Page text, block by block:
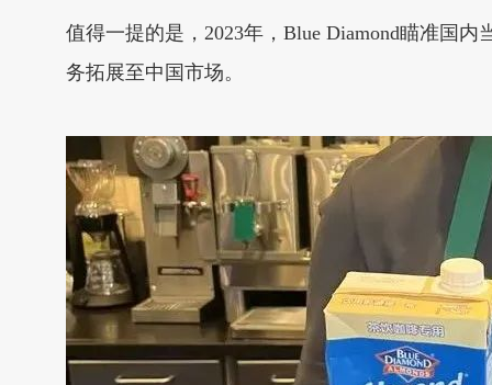
值得一提的是，2023年，Blue Diamond瞄准国
务拓展至中国市场。